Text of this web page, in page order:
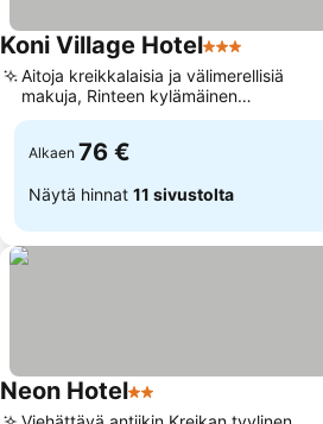
Koni Village Hotel3 Tähtiluokitus
Aitoja kreikkalaisia ja välimerellisiä
makuja, Rinteen kylämäinen
arkkitehtuuri
Alkaen 76 €
Näytä hinnat 11 sivustolta
Neon Hotel2 Tähtiluokitus